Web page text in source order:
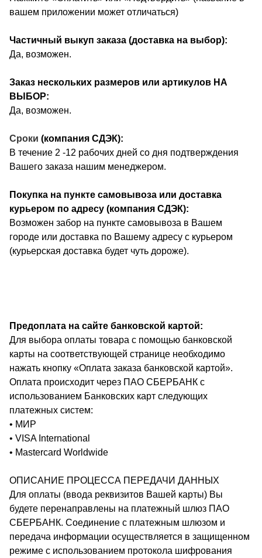
вашем приложении может отличаться)
Частичный выкуп заказа (доставка на выбор):
Да, возможен.
Заказ нескольких размеров или артикулов НА
ВЫБОР:
Да, возможен.
Сроки (компания СДЭК):
В течение 2 -12 рабочих дней со дня подтверждения
Вашего заказа нашим менеджером.
Покупка на пункте самовывоза или доставка
курьером по адресу (компания СДЭК):
Возможен забор на пункте самовывоза в Вашем
городе или доставка по Вашему адресу с курьером
(курьерская доставка будет чуть дороже).
Предоплата на сайте банковской картой:
Для выбора оплаты товара с помощью банковской
карты на соответствующей странице необходимо
нажать кнопку «Оплата заказа банковской картой».
Оплата происходит через ПАО СБЕРБАНК с
использованием Банковских карт следующих
платежных систем:
• МИР
• VISA International
• Mastercard Worldwide
ОПИСАНИЕ ПРОЦЕССА ПЕРЕДАЧИ ДАННЫХ
Для оплаты (ввода реквизитов Вашей карты) Вы
будете перенаправлены на платежный шлюз ПАО
СБЕРБАНК. Соединение с платежным шлюзом и
передача информации осуществляется в защищенном
режиме с использованием протокола шифрования